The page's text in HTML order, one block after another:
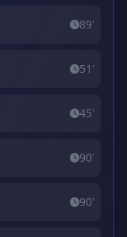
89'
51'
45'
90'
90'